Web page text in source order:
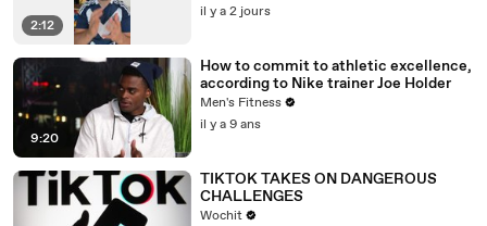
2:12
il y a 2 jours
9:20
How to commit to athletic excellence,
according to Nike trainer Joe Holder
Men's Fitness
il y a 9 ans
TIKTOK TAKES ON DANGEROUS
CHALLENGES
Wochit